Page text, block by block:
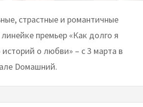
страстные и романтичные
премьер «Как долго я
о любви» – с 3 марта в
Dомашний.